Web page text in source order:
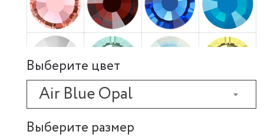
Выберите цвет
Air Blue Opal
Выберите размер